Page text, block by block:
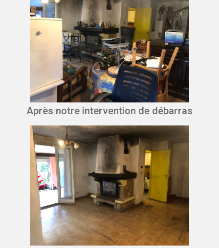
Après notre intervention de débarras